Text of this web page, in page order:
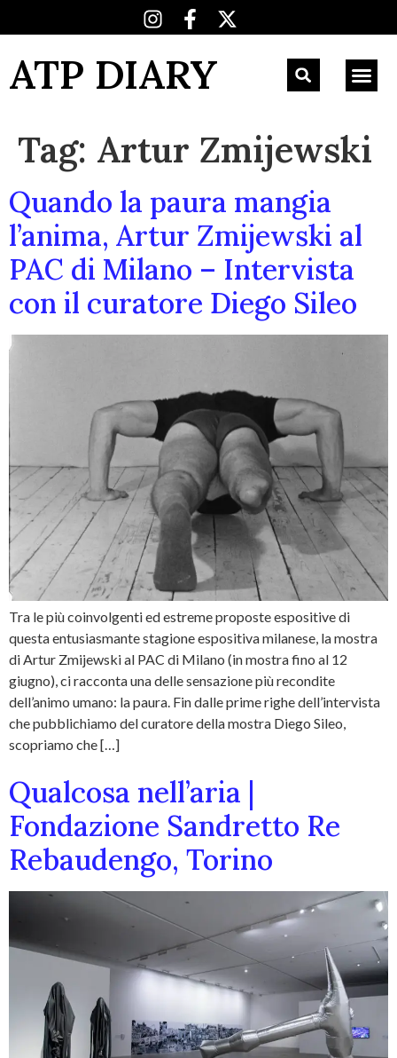
ATP DIARY
Tag: Artur Zmijewski
Quando la paura mangia
l’anima, Artur Zmijewski al
PAC di Milano – Intervista
con il curatore Diego Sileo
Tra le più coinvolgenti ed estreme proposte espositive di
questa entusiasmante stagione espositiva milanese, la mostra
di Artur Zmijewski al PAC di Milano (in mostra fino al 12
giugno), ci racconta una delle sensazione più recondite
dell’animo umano: la paura. Fin dalle prime righe dell’intervista
che pubblichiamo del curatore della mostra Diego Sileo,
scopriamo che […]
Qualcosa nell’aria |
Fondazione Sandretto Re
Rebaudengo, Torino